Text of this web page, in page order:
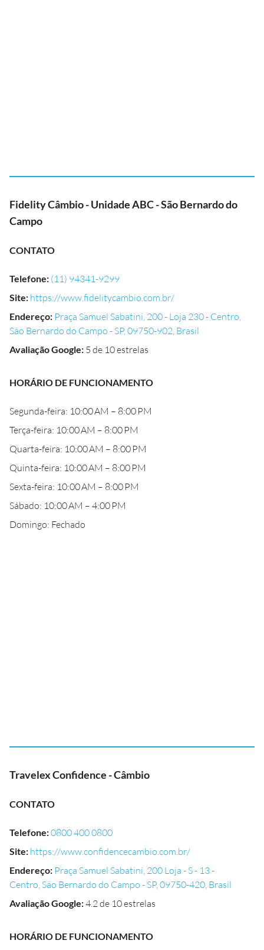
Fidelity Câmbio - Unidade ABC - São Bernardo do
Campo
CONTATO
Telefone: (11) 94341-9299
Site: https://www.fidelitycambio.com.br/
Endereço: Praça Samuel Sabatini, 200 - Loja 230 - Centro,
São Bernardo do Campo - SP, 09750-902, Brasil
Avaliação Google: 5 de 10 estrelas
HORÁRIO DE FUNCIONAMENTO
Segunda-feira: 10:00 AM – 8:00 PM
Terça-feira: 10:00 AM – 8:00 PM
Quarta-feira: 10:00 AM – 8:00 PM
Quinta-feira: 10:00 AM – 8:00 PM
Sexta-feira: 10:00 AM – 8:00 PM
Sábado: 10:00 AM – 4:00 PM
Domingo: Fechado
Travelex Confidence - Câmbio
CONTATO
Telefone:0800 400 0800
Site: https://www.confidencecambio.com.br/
Endereço: Praça Samuel Sabatini, 200 Loja - S - 13 -
Centro, São Bernardo do Campo - SP, 09750-420, Brasil
Avaliação Google:4.2 de 10 estrelas
HORÁRIO DE FUNCIONAMENTO